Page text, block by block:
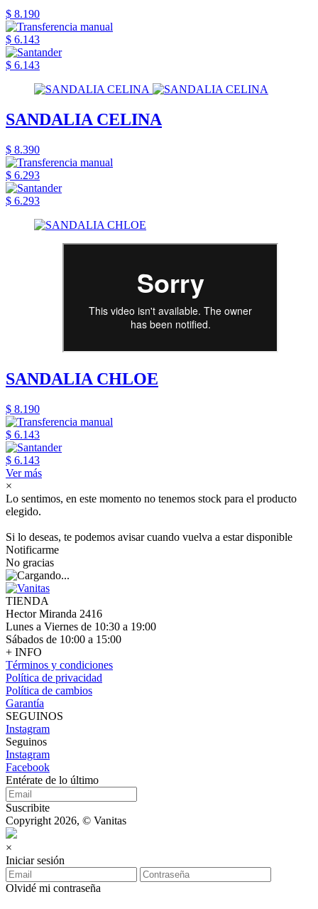
$ 8.190
$ 6.143
$ 6.143
SANDALIA CELINA
$ 8.390
$ 6.293
$ 6.293
SANDALIA CHLOE
$ 8.190
$ 6.143
$ 6.143
Ver más
×
Lo sentimos, en este momento no tenemos stock para el producto
elegido.
Si lo deseas, te podemos avisar cuando vuelva a estar disponible
Notificarme
No gracias
TIENDA
Hector Miranda 2416
Lunes a Viernes de 10:30 a 19:00
Sábados de 10:00 a 15:00
+ INFO
Términos y condiciones
Política de privacidad
Política de cambios
Garantía
SEGUINOS
Instagram
Seguinos
Instagram
Facebook
Entérate de lo último
Suscribite
Copyright 2026, © Vanitas
×
Iniciar sesión
Olvidé mi contraseña